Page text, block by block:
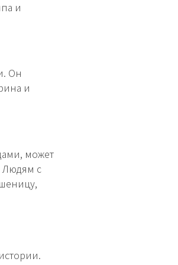
и
Он
и
может
Людям с